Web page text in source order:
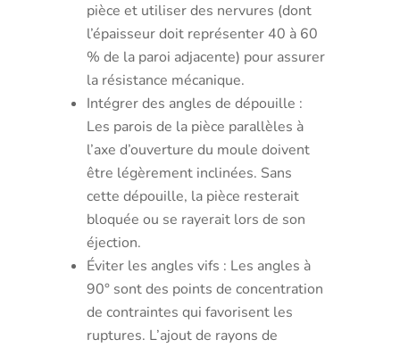
pièce et utiliser des nervures (dont
l’épaisseur doit représenter 40 à 60
% de la paroi adjacente) pour assurer
la résistance mécanique.
Intégrer des angles de dépouille :
Les parois de la pièce parallèles à
l’axe d’ouverture du moule doivent
être légèrement inclinées. Sans
cette dépouille, la pièce resterait
bloquée ou se rayerait lors de son
éjection.
Éviter les angles vifs : Les angles à
90° sont des points de concentration
de contraintes qui favorisent les
ruptures. L’ajout de rayons de